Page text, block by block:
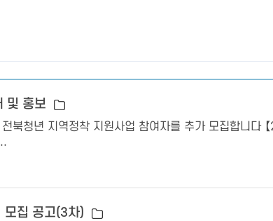
및 홍보
북청년 지역정착 지원사업 참여자를 추가 모집합니
모집 공고(3차)